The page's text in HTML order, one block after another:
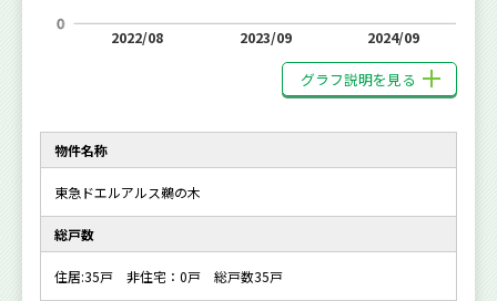
2022/08 2023/09 2024/09
グラフ説明を見る
物件名称
東急ドエルアルス鵜の木
総戸数
住居:35戸 非住宅：0戸 総戸数35戸